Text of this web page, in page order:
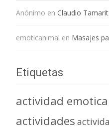
Anónimo en Claudio
emoticanimal en Masajes
Etiquetas
actividad
actividades